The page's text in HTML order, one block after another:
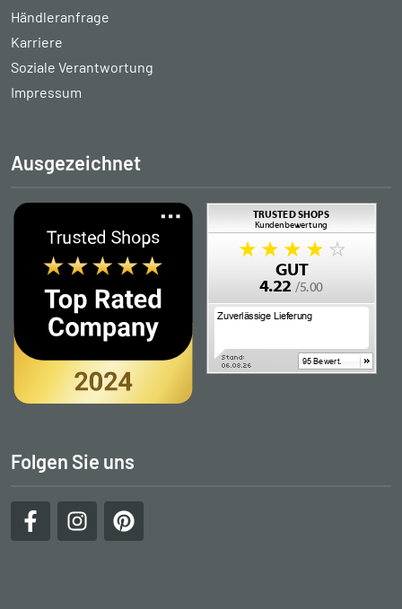
Händleranfrage
Karriere
Soziale Verantwortung
Impressum
Ausgezeichnet
Folgen Sie uns